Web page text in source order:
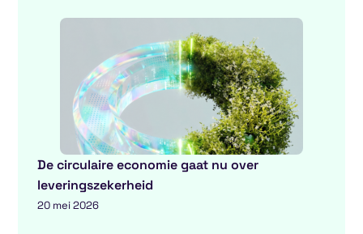
De circulaire economie gaat nu over
leveringszekerheid
20 mei 2026